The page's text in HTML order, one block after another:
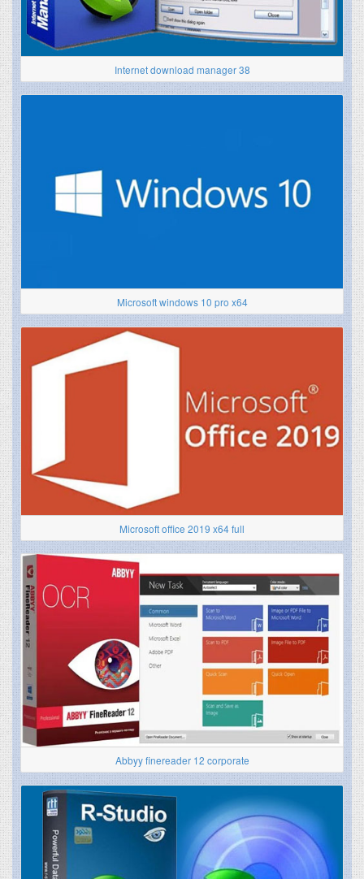
Internet download manager 38
Microsoft windows 10 pro x64
Microsoft office 2019 x64 full
Abbyy finereader 12 corporate